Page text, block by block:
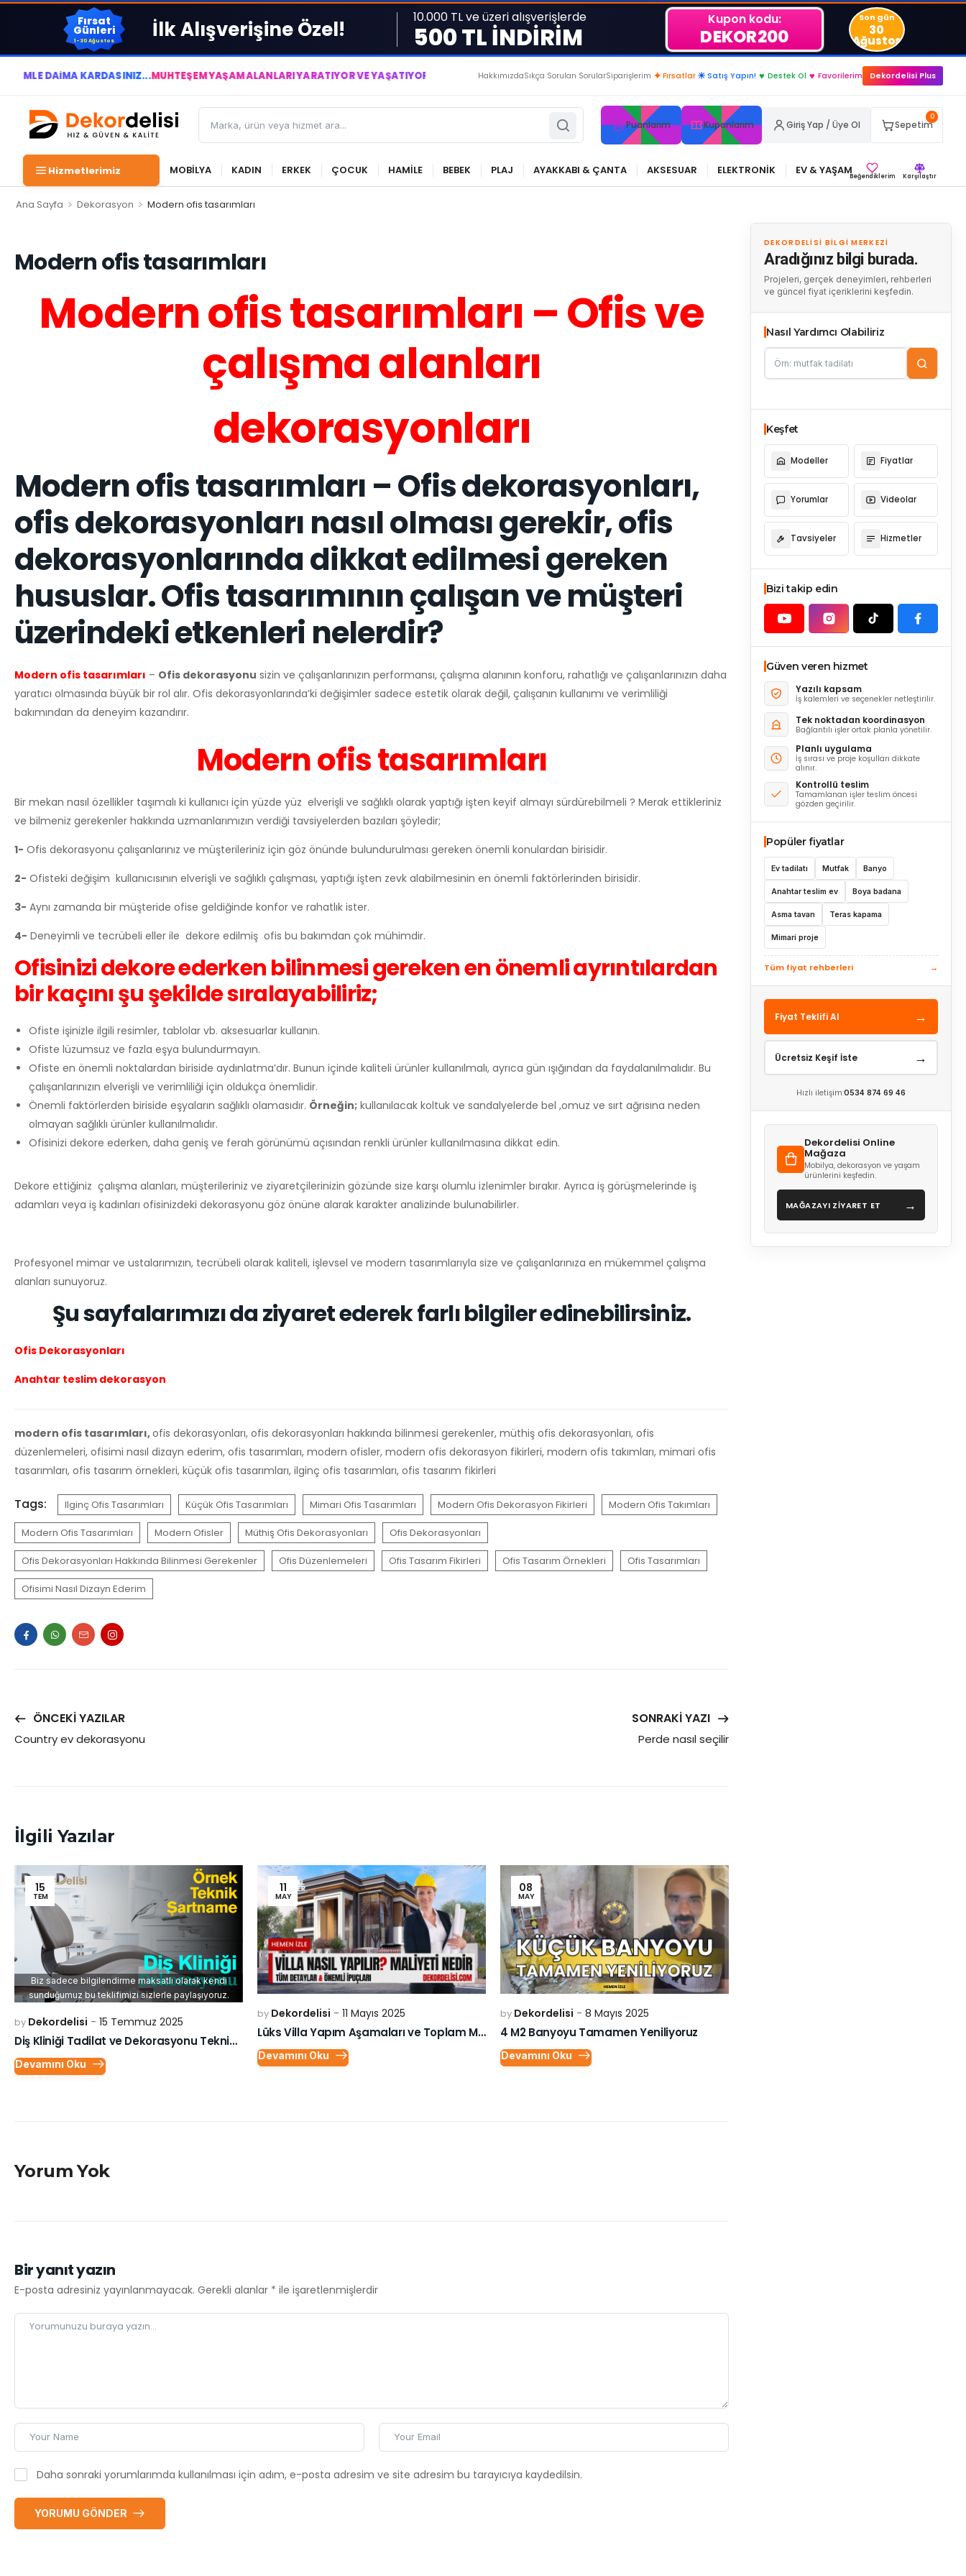
Fırsat
Günleri
1-30 Ağustos İlk Alışverişine Özel! 10.000 TL ve üzeri alışverişlerde
500 TL İNDİRİM
Kupon kodu:
DEKOR200
Son gün
30
Ağustos
DAİMA KÂRDASINIZ...MUHTEŞEM YAŞAM ALANLARI YARATIYOR VE YAŞATIYORUZ ● BİZİMLE DAİMA KÂRDASINIZ...
HakkımızdaSıkça Sorulan SorularSiparişlerim ✦ Fırsatlar ☀ Satış Yapın! ♥ Destek Ol ♥ Favorilerim Dekordelisi Plus
Puanlarım Kuponlarım Giriş Yap / Üye Ol
0
Sepetim
Hizmetlerimiz MOBİLYA KADIN ERKEK ÇOCUK HAMİLE BEBEK PLAJ AYAKKABI & ÇANTA AKSESUAR ELEKTRONİK EV & YAŞAMBeğendiklerim Karşılaştır
Ana Sayfa > Dekorasyon > Modern ofis tasarımları
DEKORDELISI BILGI MERKEZI
Aradığınız bilgi burada.
Projeleri, gerçek deneyimleri, rehberleri
ve güncel fiyat içeriklerini keşfedin.
Nasıl Yardımcı Olabiliriz
Keşfet
Modeller Fiyatlar
Yorumlar Videolar
Tavsiyeler Hizmetler
Bizi takip edin
Güven veren hizmet
Yazılı kapsam
İş kalemleri ve seçenekler netleştirilir.
Tek noktadan koordinasyon
Bağlantılı işler ortak planla yönetilir.
Planlı uygulama
İş sırası ve proje koşulları dikkate
alınır.
Kontrollü teslim
Tamamlanan işler teslim öncesi
gözden geçirilir.
Popüler fiyatlar
Ev tadilatı Mutfak Banyo
Anahtar teslim ev Boya badana
Asma tavan Teras kapama
Mimari proje
Tüm fiyat rehberleri →
Fiyat Teklifi Al →
Ücretsiz Keşif İste →
Hızlı iletişim:0534 874 69 46
Dekordelisi Online
Mağaza
Mobilya, dekorasyon ve yaşam
ürünlerini keşfedin.
MAĞAZAYI ZİYARET ET →
Modern ofis tasarımları
Modern ofis tasarımları – Ofis ve
çalışma alanları
dekorasyonları
Modern ofis tasarımları – Ofis dekorasyonları,
ofis dekorasyonları nasıl olması gerekir, ofis
dekorasyonlarında dikkat edilmesi gereken
hususlar. Ofis tasarımının çalışan ve müşteri
üzerindeki etkenleri nelerdir?
Modern ofis tasarımları – Ofis dekorasyonu sizin ve çalışanlarınızın performansı, çalışma alanının konforu, rahatlığı ve çalışanlarınızın daha
yaratıcı olmasında büyük bir rol alır. Ofis dekorasyonlarında’ki değişimler sadece estetik olarak değil, çalışanın kullanımı ve verimliliği
bakımından da deneyim kazandırır.
Modern ofis tasarımları
Bir mekan nasıl özellikler taşımalı ki kullanıcı için yüzde yüz elverişli ve sağlıklı olarak yaptığı işten keyif almayı sürdürebilmeli ? Merak ettikleriniz
ve bilmeniz gerekenler hakkında uzmanlarımızın verdiği tavsiyelerden bazıları şöyledir;
1- Ofis dekorasyonu çalışanlarınız ve müşterileriniz için göz önünde bulundurulması gereken önemli konulardan birisidir.
2- Ofisteki değişim kullanıcısının elverişli ve sağlıklı çalışması, yaptığı işten zevk alabilmesinin en önemli faktörlerinden birisidir.
3- Aynı zamanda bir müşteride ofise geldiğinde konfor ve rahatlık ister.
4- Deneyimli ve tecrübeli eller ile dekore edilmiş ofis bu bakımdan çok mühimdir.
Ofisinizi dekore ederken bilinmesi gereken en önemli ayrıntılardan
bir kaçını şu şekilde sıralayabiliriz;
Ofiste işinizle ilgili resimler, tablolar vb. aksesuarlar kullanın.
Ofiste lüzumsuz ve fazla eşya bulundurmayın.
Ofiste en önemli noktalardan biriside aydınlatma’dır. Bunun içinde kaliteli ürünler kullanılmalı, ayrıca gün ışığından da faydalanılmalıdır. Bu
çalışanlarınızın elverişli ve verimliliği için oldukça önemlidir.
Önemli faktörlerden biriside eşyaların sağlıklı olamasıdır. Örneğin; kullanılacak koltuk ve sandalyelerde bel ,omuz ve sırt ağrısına neden
olmayan sağlıklı ürünler kullanılmalıdır.
Ofisinizi dekore ederken, daha geniş ve ferah görünümü açısından renkli ürünler kullanılmasına dikkat edin.
Dekore ettiğiniz çalışma alanları, müşterileriniz ve ziyaretçilerinizin gözünde size karşı olumlu izlenimler bırakır. Ayrıca iş görüşmelerinde iş
adamları veya iş kadınları ofisinizdeki dekorasyonu göz önüne alarak karakter analizinde bulunabilirler.
Profesyonel mimar ve ustalarımızın, tecrübeli olarak kaliteli, işlevsel ve modern tasarımlarıyla size ve çalışanlarınıza en mükemmel çalışma
alanları sunuyoruz.
Şu sayfalarımızı da ziyaret ederek farlı bilgiler edinebilirsiniz.
Ofis Dekorasyonları
Anahtar teslim dekorasyon
modern ofis tasarımları,ofis dekorasyonları, ofis dekorasyonları hakkında bilinmesi gerekenler, müthiş ofis dekorasyonları, ofis
düzenlemeleri, ofisimi nasıl dizayn ederim, ofis tasarımları, modern ofisler, modern ofis dekorasyon fikirleri, modern ofis takımları, mimari ofis
tasarımları, ofis tasarım örnekleri, küçük ofis tasarımları, ilginç ofis tasarımları, ofis tasarım fikirleri
Tags: Ilginç Ofis Tasarımları Küçük Ofis Tasarımları Mimari Ofis Tasarımları Modern Ofis Dekorasyon Fikirleri Modern Ofis Takımları
Modern Ofis Tasarımları Modern Ofisler Müthiş Ofis Dekorasyonları Ofis Dekorasyonları
Ofis Dekorasyonları Hakkında Bilinmesi Gerekenler Ofis Düzenlemeleri Ofis Tasarım Fikirleri Ofis Tasarım Örnekleri Ofis Tasarımları
Ofisimi Nasıl Dizayn Ederim
ÖNCEKI YAZILAR
Country ev dekorasyonu
SONRAKI YAZI
Perde nasıl seçilir
İlgili Yazılar
15
TEM
Biz sadece bilgilendirme maksatlı olarak kendi
sunduğumuz bu teklifimizi sizlerle paylaşıyoruz.
by Dekordelisi 15 Temmuz 2025
Diş Kliniği Tadilat ve Dekorasyonu Teknik Şartnamesi
Devamını Oku
11
MAY
by Dekordelisi 11 Mayıs 2025
Lüks Villa Yapım Aşamaları ve Toplam Maliyeti
Devamını Oku
08
MAY
by Dekordelisi 8 Mayıs 2025
4 M2 Banyoyu Tamamen Yeniliyoruz
Devamını Oku
Yorum Yok
Bir yanıt yazın
E-posta adresiniz yayınlanmayacak. Gerekli alanlar * ile işaretlenmişlerdir
Daha sonraki yorumlarımda kullanılması için adım, e-posta adresim ve site adresim bu tarayıcıya kaydedilsin.
YORUMU GÖNDER